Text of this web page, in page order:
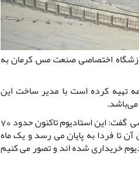
اختصاصی صنعت مس کرمان به
تهیه کرده است با مدیر ساخت این
ناصر شهبازی در خصوص وضعیت استادیوم اختصاصی گفت: این استادیوم تاکنون حدود 70
فردا به پایان می رسد و یک ماه
خریداری شده اند و تصور می کنیم